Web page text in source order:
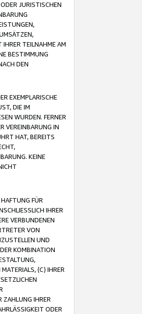
JURISTISCHEN
TEILNAHME AM
BESTIMMUNG
DEN
EXEMPLARISCHE
DIE IM
WURDEN. FERNER
VEREINBARUNG IN
HAT, BEREITS
KEINE
FÜR
IHRER
VERBUNDENEN
VON
UND
KOMBINATION
(C) IHRER
ZAHLUNG IHRER
ODER